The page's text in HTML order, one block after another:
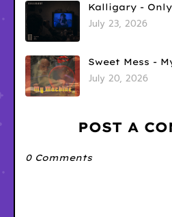
Kalligary -
July 23, 2026
Sweet Mess -
July 20, 2026
POST A
0 Comments